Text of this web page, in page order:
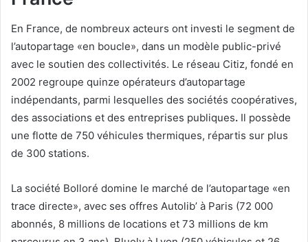
En France, de nombreux acteurs ont investi le segment de
l’autopartage «en boucle», dans un modèle public-privé
avec le soutien des collectivités. Le réseau Citiz, fondé en
2002 regroupe quinze opérateurs d’autopartage
indépendants, parmi lesquelles des sociétés coopératives,
des associations et des entreprises publiques. Il possède
une flotte de 750 véhicules thermiques, répartis sur plus
de 300 stations.
La société Bolloré domine le marché de l’autopartage «en
trace directe», avec ses offres Autolib’ à Paris (72 000
abonnés, 8 millions de locations et 73 millions de km